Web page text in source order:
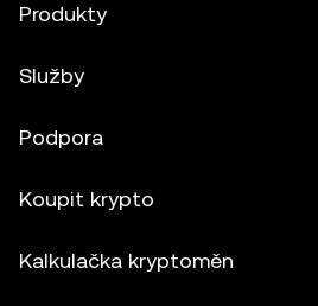
Produkty
Služby
Podpora
Koupit krypto
Kalkulačka kryptoměn